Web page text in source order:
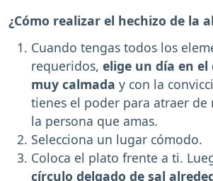
¿Cómo realizar el hechizo de la
Cuando tengas todos los
requeridos, elige un día en
muy calmada y con la
tienes el poder para atraer de
la persona que amas.
Selecciona un lugar cómodo.
Coloca el plato frente a ti.
círculo delgado de sal